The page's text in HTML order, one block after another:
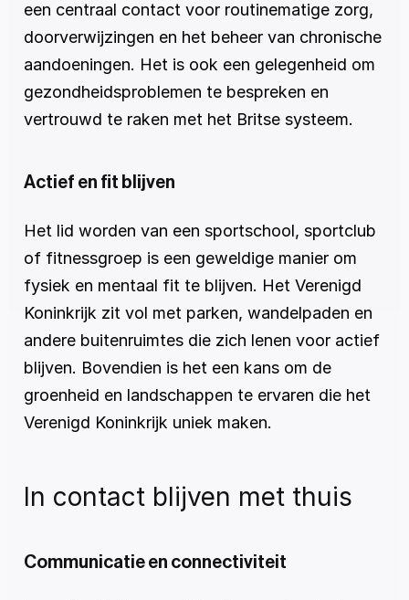
een centraal contact voor routinematige zorg,
doorverwijzingen en het beheer van chronische
aandoeningen. Het is ook een gelegenheid om
gezondheidsproblemen te bespreken en
vertrouwd te raken met het Britse systeem.
Actief en fit blijven
Het lid worden van een sportschool, sportclub
of fitnessgroep is een geweldige manier om
fysiek en mentaal fit te blijven. Het Verenigd
Koninkrijk zit vol met parken, wandelpaden en
andere buitenruimtes die zich lenen voor actief
blijven. Bovendien is het een kans om de
groenheid en landschappen te ervaren die het
Verenigd Koninkrijk uniek maken.
In contact blijven met thuis
Communicatie en connectiviteit